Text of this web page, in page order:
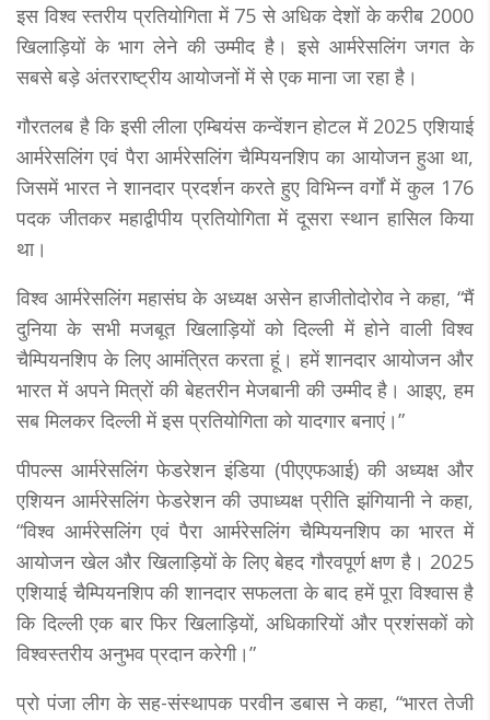
इस विश्व स्तरीय प्रतियोगिता में 75 से अधिक देशों के करीब 2000
खिलाड़ियों के भाग लेने की उम्मीद है। इसे आर्मरेसलिंग जगत के
सबसे बड़े अंतरराष्ट्रीय आयोजनों में से एक माना जा रहा है।
गौरतलब है कि इसी लीला एम्बियंस कन्वेंशन होटल में 2025 एशियाई
आर्मरेसलिंग एवं पैरा आर्मरेसलिंग चैम्पियनशिप का आयोजन हुआ था,
जिसमें भारत ने शानदार प्रदर्शन करते हुए विभिन्न वर्गों में कुल 176
पदक जीतकर महाद्वीपीय प्रतियोगिता में दूसरा स्थान हासिल किया
था।
विश्व आर्मरेसलिंग महासंघ के अध्यक्ष असेन हाजीतोदोरोव ने कहा, “मैं
दुनिया के सभी मजबूत खिलाड़ियों को दिल्ली में होने वाली विश्व
चैम्पियनशिप के लिए आमंत्रित करता हूं। हमें शानदार आयोजन और
भारत में अपने मित्रों की बेहतरीन मेजबानी की उम्मीद है। आइए, हम
सब मिलकर दिल्ली में इस प्रतियोगिता को यादगार बनाएं।”
पीपल्स आर्मरेसलिंग फेडरेशन इंडिया (पीएएफआई) की अध्यक्ष और
एशियन आर्मरेसलिंग फेडरेशन की उपाध्यक्ष प्रीति झंगियानी ने कहा,
“विश्व आर्मरेसलिंग एवं पैरा आर्मरेसलिंग चैम्पियनशिप का भारत में
आयोजन खेल और खिलाड़ियों के लिए बेहद गौरवपूर्ण क्षण है। 2025
एशियाई चैम्पियनशिप की शानदार सफलता के बाद हमें पूरा विश्वास है
कि दिल्ली एक बार फिर खिलाड़ियों, अधिकारियों और प्रशंसकों को
विश्वस्तरीय अनुभव प्रदान करेगी।”
प्रो पंजा लीग के सह-संस्थापक परवीन डबास ने कहा, “भारत तेजी